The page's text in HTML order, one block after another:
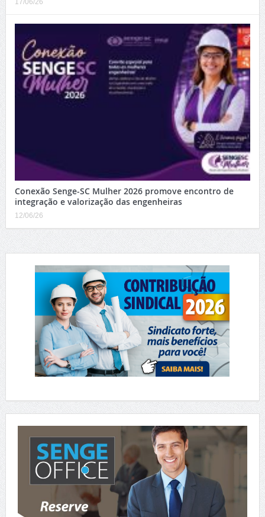
17/06/26
Conexão Senge-SC Mulher 2026 promove encontro de
integração e valorização das engenheiras
12/06/26